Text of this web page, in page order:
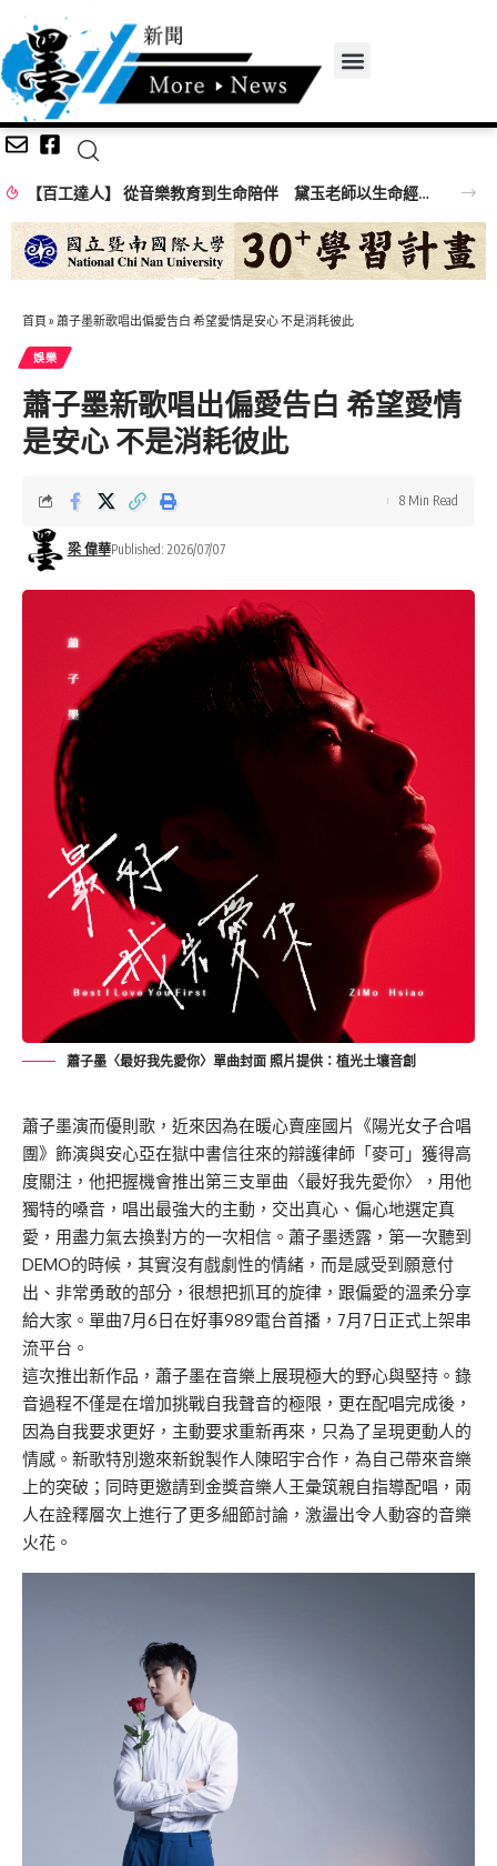
【百工達人】 從音樂教育到生命陪伴 黛玉老師以生命經驗打造共學平台
首頁 » 蕭子墨新歌唱出偏愛告白 希望愛情是安心 不是消耗彼此
娛樂
蕭子墨新歌唱出偏愛告白 希望愛情
是安心 不是消耗彼此
梁 偉華Published: 2026/07/07
8 Min Read
蕭子墨〈最好我先愛你〉單曲封面 照片提供：植光土壤音創
蕭子墨演而優則歌，近來因為在暖心賣座國片《陽光女子合唱
團》飾演與安心亞在獄中書信往來的辯護律師「麥可」獲得高
度關注，他把握機會推出第三支單曲〈最好我先愛你〉，用他
獨特的嗓音，唱出最強大的主動，交出真心、偏心地選定真
愛，用盡力氣去換對方的一次相信。蕭子墨透露，第一次聽到
DEMO的時候，其實沒有戲劇性的情緒，而是感受到願意付
出、非常勇敢的部分，很想把抓耳的旋律，跟偏愛的溫柔分享
給大家。單曲7月6日在好事989電台首播，7月7日正式上架串
流平台。
這次推出新作品，蕭子墨在音樂上展現極大的野心與堅持。錄
音過程不僅是在增加挑戰自我聲音的極限，更在配唱完成後，
因為自我要求更好，主動要求重新再來，只為了呈現更動人的
情感。新歌特別邀來新銳製作人陳昭宇合作，為自己帶來音樂
上的突破；同時更邀請到金獎音樂人王彙筑親自指導配唱，兩
人在詮釋層次上進行了更多細節討論，激盪出令人動容的音樂
火花。